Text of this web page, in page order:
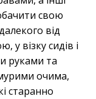
свою
від
у візку сидів і
руками та
очима,
старанно